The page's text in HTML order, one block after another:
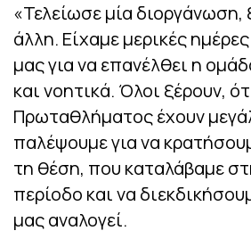
«Τελείωσε μία διοργάνωση,
άλλη. Είχαμε μερικές
μας για να επανέλθει η
και νοητικά. Όλοι ξέρουν,
Πρωταθλήματος έχουν
παλέψουμε για να
τη θέση, που καταλάβαμε
περίοδο και να
μας αναλογεί.